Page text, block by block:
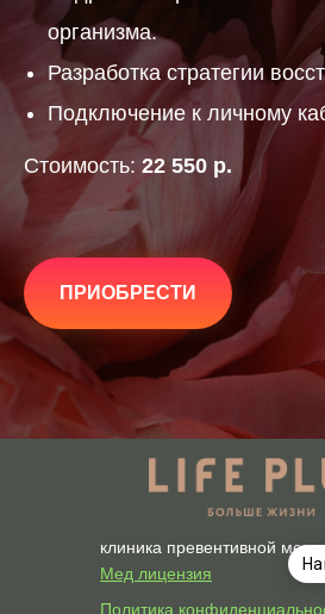
организма.
Разработка стратегии
Подключение к личному
Стоимость: 22 550 р.
ПРИОБРЕСТИ
Политика
Мед лицензия
клиника превентивной